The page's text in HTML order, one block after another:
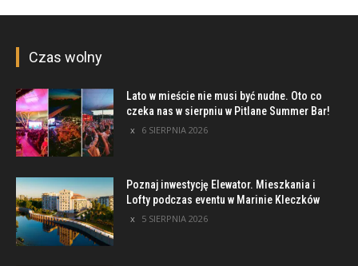
Czas wolny
Lato w mieście nie musi być nudne. Oto co
czeka nas w sierpniu w Pitlane Summer Bar!
6 SIERPNIA 2026
Poznaj inwestycję Elewator. Mieszkania i
Lofty podczas eventu w Marinie Kleczków
5 SIERPNIA 2026